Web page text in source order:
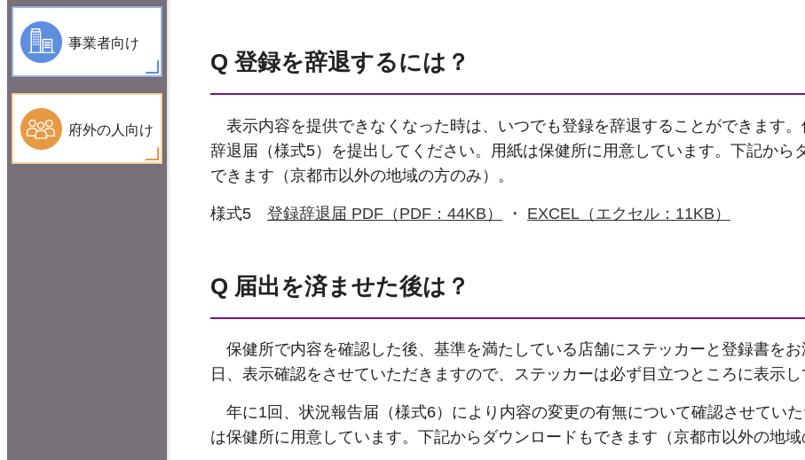
事業者向け
府外の人向け
Q 登録を辞退するには？
表示内容を提供できなくなった時は、いつでも登録を辞退することができます
辞退届（様式5）を提出してください。用紙は保健所に用意しています。下記から
できます（京都市以外の地域の方のみ）。
様式5 登録辞退届 PDF（PDF：44KB） ・ EXCEL（エクセル：11KB）
Q 届出を済ませた後は？
保健所で内容を確認した後、基準を満たしている店舗にステッカーと登録書を
日、表示確認をさせていただきますので、ステッカーは必ず目立つところに表示し
年に1回、状況報告届（様式6）により内容の変更の有無について確認させてい
は保健所に用意しています。下記からダウンロードもできます（京都市以外の地域